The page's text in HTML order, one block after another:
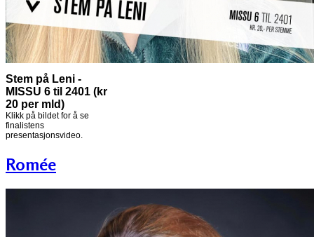
Stem på Leni -
MISSU 6 til 2401 (kr
20 per mld)
Klikk på bildet for å se
finalistens
presentasjonsvideo.
Romée